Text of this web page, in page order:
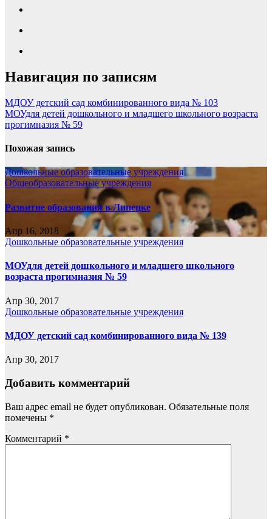
Навигация по записям
МДОУ детский сад комбинированного вида № 103
МОУдля детей дошкольного и младшего школьного возраста
прогимназия № 59
Похожая запись
Дошкольные образовательные учреждения
Общеобразовательные учреждения
Развитие образования в Липецке
Апр 16, 2018
Дошкольные образовательные учреждения
МОУдля детей дошкольного и младшего школьного
возраста прогимназия № 59
Апр 30, 2017
Дошкольные образовательные учреждения
МДОУ детский сад комбинированного вида № 139
Апр 30, 2017
Добавить комментарий
Ваш адрес email не будет опубликован. Обязательные поля
помечены *
Комментарий *